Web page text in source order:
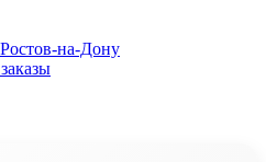
на-Дону